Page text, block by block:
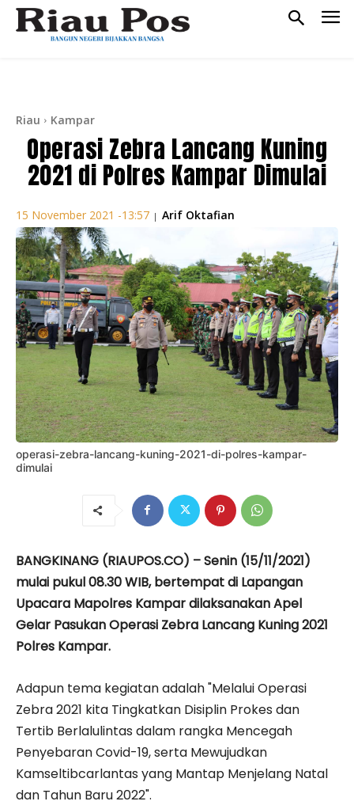
Riau Kampar
Operasi Zebra Lancang Kuning
2021 di Polres Kampar Dimulai
15 November 2021 -13:57 | Arif Oktafian
operasi-zebra-lancang-kuning-2021-di-polres-kampar-
dimulai
BANGKINANG (RIAUPOS.CO) – Senin (15/11/2021)
mulai pukul 08.30 WIB, bertempat di Lapangan
Upacara Mapolres Kampar dilaksanakan Apel
Gelar Pasukan Operasi Zebra Lancang Kuning 2021
Polres Kampar.
Adapun tema kegiatan adalah "Melalui Operasi
Zebra 2021 kita Tingkatkan Disiplin Prokes dan
Tertib Berlalulintas dalam rangka Mencegah
Penyebaran Covid-19, serta Mewujudkan
Kamseltibcarlantas yang Mantap Menjelang Natal
dan Tahun Baru 2022".